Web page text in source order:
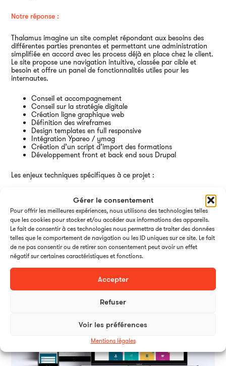
Gérer le consentement
Pour offrir les meilleures expériences, nous utilisons des technologies telles
que les cookies pour stocker et/ou accéder aux informations des appareils.
Le fait de consentir à ces technologies nous permettra de traiter des données
telles que le comportement de navigation ou les ID uniques sur ce site. Le fait
de ne pas consentir ou de retirer son consentement peut avoir un effet
négatif sur certaines caractéristiques et fonctions.
Accepter
Refuser
Voir les préférences
Mentions légales
Notre réponse :
Thalamus imagine un site complet répondant aux besoins des
différentes parties prenantes et permettant une administration
simplifiée en accord avec les process déjà en place chez le client.
Le site propose une navigation intuitive, classée par cible et
besoin et offre un panel de fonctionnalités utiles pour les
internautes.
Conseil et accompagnement
Conseil sur la stratégie digitale
Création ligne graphique web
Définition des wireframes
Design templates en full responsive
Intégration Ypareo / ymag
Création d’un script d’import des formations
Développement front et back end sous Drupal
Les enjeux techniques spécifiques à ce projet :
Gestion des fiches formations
Paramétrage de fiches pdf recto verso automatiques
Paramétrage avec Yparéo / Ymag
Mise en place d’un programme finder
Création des comptes et des interfaces utilisateurs